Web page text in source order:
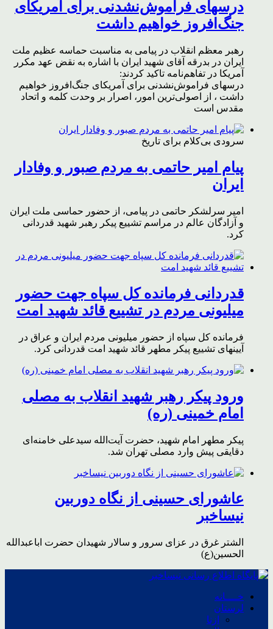
درسهای فراموش‌نشدنی برای آمریکای
جنگ‌افروز خواهیم داشت
رهبر معظم انقلاب در پیامی به مناسبت حماسه عظیم ملت
ایران در بدرقه آقای شهید ایران با اشاره به نقض عهد مکرر
آمریکا در تفاهم‌نامه تاکید کردند:
درسهای فراموش‌نشدنی برای آمریکای جنگ‌افروز خواهیم
داشت ، از اصولی‌ترین امور، اصرار بر وحدت کلمه و اتحاد
مقدس است
سرودی بی‌کلام برای تاریخ
پیام امیر حاتمی به مردم صبور و وفادار
ایران
امیر سرلشکر حاتمی در پیامی، از حضور حماسی ملت ایران
و آزادگان عالم در مراسم تشییع پیکر رهبر شهید قدردانی
کرد.
قدردانی فرمانده کل سپاه جهت حضور
میلیونی مردم در تشییع قائد شهید امت
فرمانده کل سپاه از حضور میلیونی مردم ایران و عراق در
آیینهای تشییع پیکر مطهر قائد شهید امت قدردانی کرد.
ورود پیکر رهبر شهید انقلاب به مصلی
امام خمینی (ره)
پیکر مطهر امام شهید،‌ حضرت آیت‌الله سیدعلی خامنه‌ای
دقایقی پیش وارد مصلی تهران شد.
عاشورای حسینی از نگاه دوربین
نیساخبر
الشتر غرق در عزای سرور و سالار شهیدان حضرت اباعبدالله
الحسین(ع)
خــــانه
لرستان
ازنا